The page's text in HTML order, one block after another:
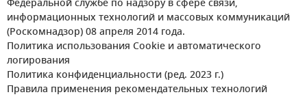
Федеральной службе по надзору в сфере связи,
информационных технологий и массовых коммуникаций
(Роскомнадзор) 08 апреля 2014 года.
Политика использования Cookie и автоматического
логирования
Политика конфиденциальности (ред. 2023 г.)
Правила применения рекомендательных технологий